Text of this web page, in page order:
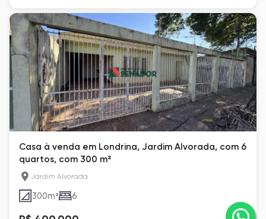
Casa à venda em Londrina, Jardim Alvorada, com 6
quartos, com 300 m²
Jardim Alvorada
300m² 6